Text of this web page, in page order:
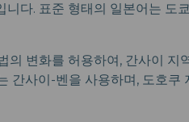
다. 표준 형태의 일본어는 도
의 변화를 허용하여, 간사이 지
간사이-벤을 사용하며, 도호쿠